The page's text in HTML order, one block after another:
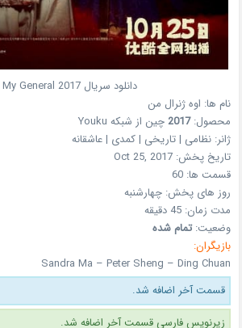
دانلود سریال General 2017
نام ها: اوه ژنرال من
محصول:2017 چین از شبکه Youku
ژانر:نظامی | تاریخی | کمدی | عاشقانه
تاریخ پخش:Oct 25, 2017
قسمت ها:60
روز های پخش:چهارشنبه
مدت زمان:45 دقیقه
وضعیت:تمام شده
بازیگران:
Sandra Ma – Peter Sheng – Ding Chuan
قسمت آخر اضافه شد.
زیرنویس فارسی قسمت آخر اضافه شد.